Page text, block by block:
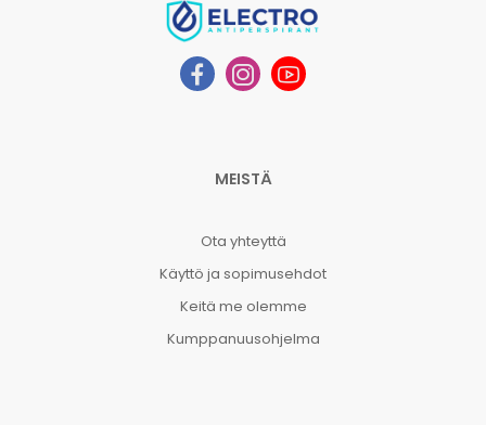
MEISTÄ
Ota yhteyttä
Käyttö ja sopimusehdot
Keitä me olemme
Kumppanuusohjelma